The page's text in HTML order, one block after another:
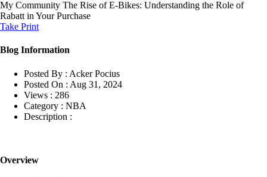
My Community The Rise of E-Bikes: Understanding the Role of
Rabatt in Your Purchase
Take Print
Blog Information
Posted By : Acker Pocius
Posted On : Aug 31, 2024
Views : 286
Category : NBA
Description :
Overview